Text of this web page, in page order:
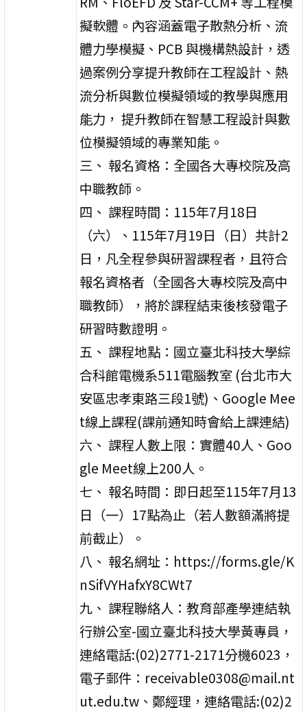
擬軟體。內容涵蓋電子散熱分析、流
體力學模擬、PCB 與機構熱設計，透
過案例分享提升教師在工程設計、熱
流分析與數位模擬領域的教學與應用
能力， 提升教師在智慧工程設計與數
位模擬領域的專業知能。
三、 報名資格：全國各大專校院及高
中職教師。
四、 課程時間：115年7月18日
（六）、115年7月19日（日）共計2
日，凡全程參與研習課程者，且符合
報名資格者（全國各大專校院及高中
職教師），將於課程結束後核發電子
研習時數證明。
五、 課程地點：國立臺北科技大學綜
合科館電機系511電腦教室 (台北市大
安區忠孝東路三段1號)、Google Mee
t線上課程(課前通知時會給上課連結)
六、 課程人數上限：實體40人、Goo
gle Meet線上200人。
七、 報名時間：即日起至115年7月13
日（一）17點為止（若人數額滿將提
前截止）。
八、 報名網址：https://forms.gle/K
nSifVYHafxY8CWt7
九、 課程聯絡人：教育部產學連結執
行辦公室-國立臺北科技大學黃專員，
連絡電話:(02)2771-2171分機6023，
電子郵件：receivable0308@mail.nt
ut.edu.tw、鄭經理，連絡電話:(02)2